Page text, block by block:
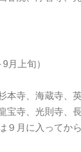
9月上旬）
本寺、海蔵寺、
宝寺、光則寺、
月に入ってから